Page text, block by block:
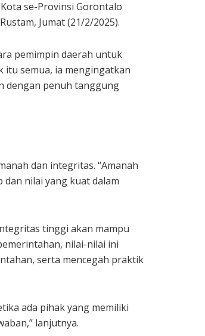
se-Provinsi Gorontalo
Jumat (21/2/2025).
pemimpin daerah untuk
itu semua, ia mengingatkan
dengan penuh tanggung
dan integritas. “Amanah
nilai yang kuat dalam
tinggi akan mampu
nilai-nilai ini
serta mencegah praktik
ada pihak yang memiliki
lanjutnya.